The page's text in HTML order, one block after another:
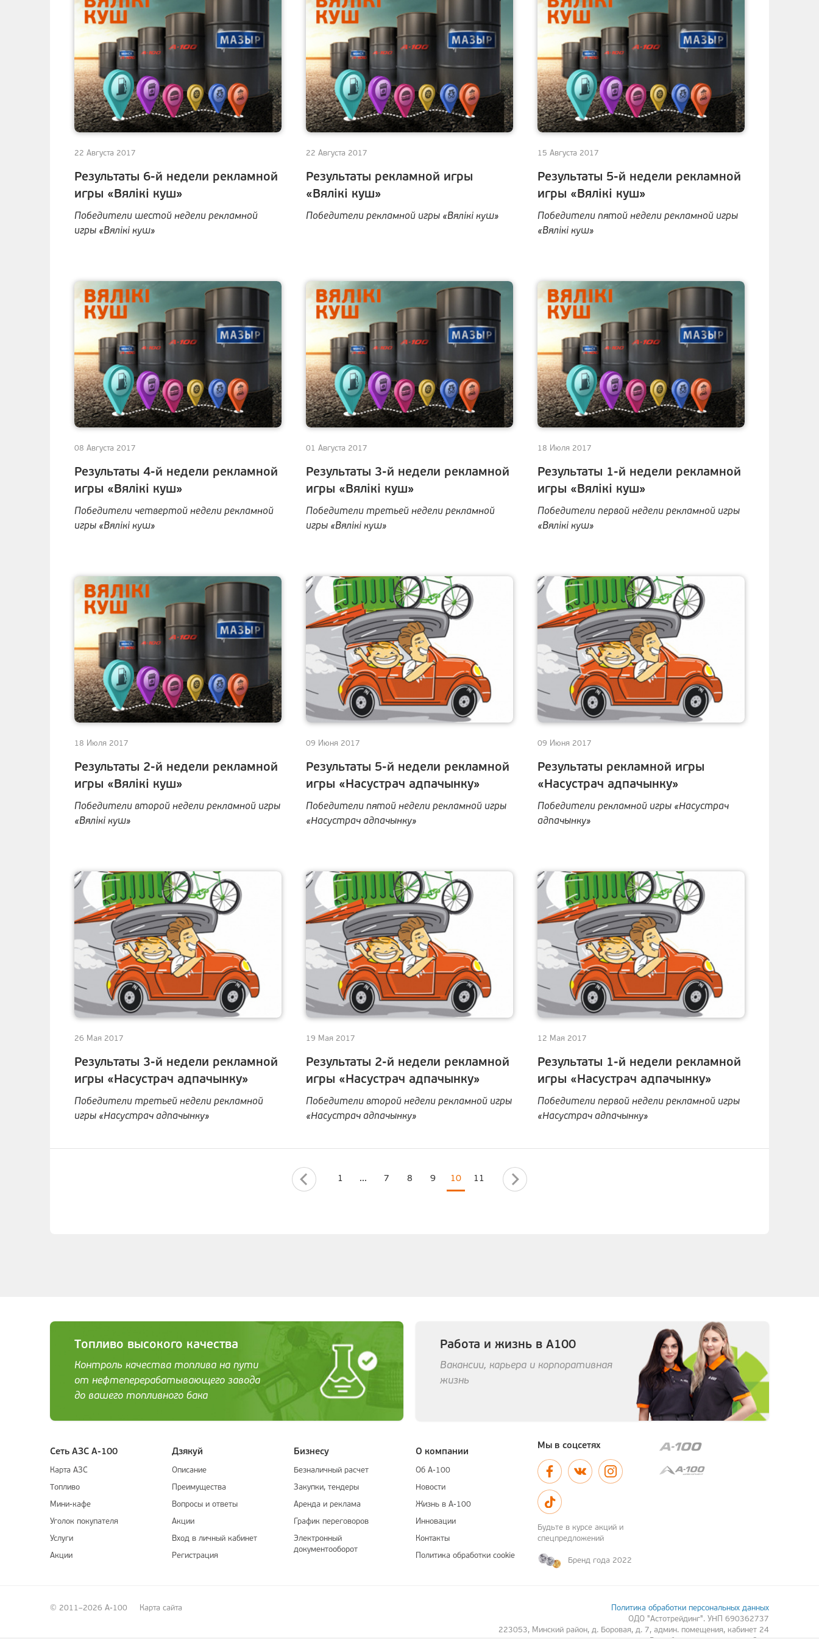
22 Августа 2017
Результаты 6-й недели рекламной
игры «Вялiкi куш»
Победители шестой недели рекламной
игры «Вялiкi куш»
22 Августа 2017
Результаты рекламной игры
«Вялiкi куш»
Победители рекламной игры «Вялiкi куш»
15 Августа 2017
Результаты 5-й недели рекламной
игры «Вялiкi куш»
Победители пятой недели рекламной игры
«Вялiкi куш»
08 Августа 2017
Результаты 4-й недели рекламной
игры «Вялiкi куш»
Победители четвертой недели рекламной
игры «Вялiкi куш»
01 Августа 2017
Результаты 3-й недели рекламной
игры «Вялiкi куш»
Победители третьей недели рекламной
игры «Вялiкi куш»
18 Июля 2017
Результаты 1-й недели рекламной
игры «Вялiкi куш»
Победители первой недели рекламной игры
«Вялiкi куш»
18 Июля 2017
Результаты 2-й недели рекламной
игры «Вялiкi куш»
Победители второй недели рекламной игры
«Вялiкi куш»
09 Июня 2017
Результаты 5-й недели рекламной
игры «Насустрач адпачынку»
Победители пятой недели рекламной игры
«Насустрач адпачынку»
09 Июня 2017
Результаты рекламной игры
«Насустрач адпачынку»
Победители рекламной игры «Насустрач
адпачынку»
26 Мая 2017
Результаты 3-й недели рекламной
игры «Насустрач адпачынку»
Победители третьей недели рекламной
игры «Насустрач адпачынку»
19 Мая 2017
Результаты 2-й недели рекламной
игры «Насустрач адпачынку»
Победители второй недели рекламной игры
«Насустрач адпачынку»
12 Мая 2017
Результаты 1-й недели рекламной
игры «Насустрач адпачынку»
Победители первой недели рекламной игры
«Насустрач адпачынку»
1 ... 7 8 9 10 11
Топливо высокого качества
Контроль качества топлива на пути
от нефтеперерабатывающего завода
до вашего топливного бака
Работа и жизнь в А100
Вакансии, карьера и корпоративная
жизнь
Сеть АЗС А-100
Карта АЗС
Топливо
Мини-кафе
Уголок покупателя
Услуги
Акции
Дзякуй
Описание
Преимущества
Вопросы и ответы
Акции
Вход в личный кабинет
Регистрация
Бизнесу
Безналичный расчет
Закупки, тендеры
Аренда и реклама
График переговоров
Электронный
документооборот
О компании
Об А-100
Новости
Жизнь в А-100
Инновации
Контакты
Политика обработки cookie
Мы в соцсетях
Будьте в курсе акций и
спецпредложений
Бренд года 2022
© 2011–2026 А-100 Карта сайта
Политика обработки персональных данных
ОДО "Астотрейдинг". УНП 690362737
223053, Минский район, д. Боровая, д. 7, админ. помещения, кабинет 24